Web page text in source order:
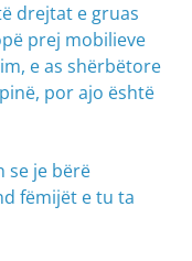
drejtat e gruas
prej mobilieve
e as shërbëtore
por ajo është
se je bërë
fëmijët e tu ta